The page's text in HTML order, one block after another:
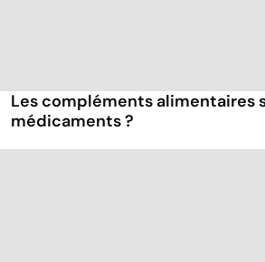
Les compléments alimentaires
médicaments ?